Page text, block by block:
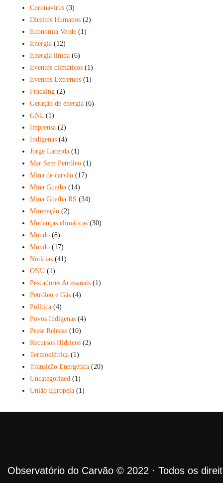
Coronavírus (3)
Direitos Humanos (2)
Economia Verde (1)
Energia (12)
Energia limpa (6)
Eventos climáticos (1)
Eventos Extremos (1)
Fracking (2)
Geração de energia (6)
GNL (1)
Imprensa (2)
Indígenas (4)
Jorge Lacerda (1)
Mar Sem Petróleo (1)
Mina de carvão (17)
Mina Guaiba (14)
Mina Guaíba RS (34)
Mineração (2)
Mudanças climáticas (30)
Mundo (8)
Mundo (17)
Notícias (41)
ONU (1)
Pescadores Artesanais (1)
Petróleo e Gás (4)
Política (4)
Povos Indígenas (4)
Press Release (10)
Recursos Hídricos (2)
Termoelétrica (1)
Transição Energética (20)
Uncategorized (1)
União Europeia (1)
Observatório do Carvão © 2022 · Todos os